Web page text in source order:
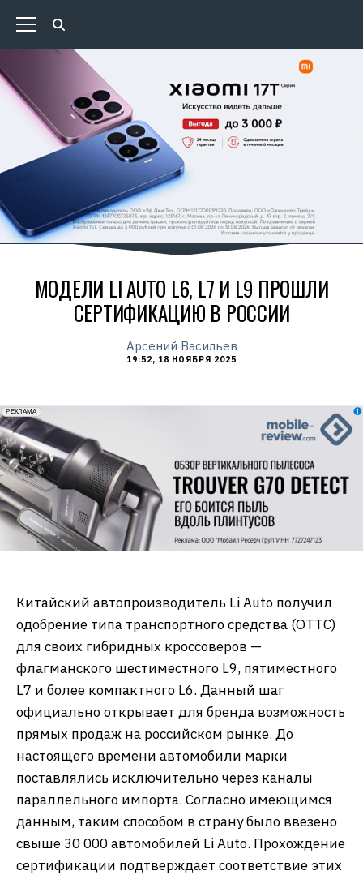
МОДЕЛИ LI AUTO L6, L7 И L9 ПРОШЛИ
СЕРТИФИКАЦИЮ В РОССИИ
Арсений Васильев
19:52, 18 НОЯБРЯ 2025
erid: 2VfnxxmNzs5
РЕКЛАМА
Китайский автопроизводитель Li Auto получил
одобрение типа транспортного средства (ОТТС)
для своих гибридных кроссоверов —
флагманского шестиместного L9, пятиместного
L7 и более компактного L6. Данный шаг
официально открывает для бренда возможность
прямых продаж на российском рынке. До
настоящего времени автомобили марки
поставлялись исключительно через каналы
параллельного импорта. Согласно имеющимся
данным, таким способом в страну было ввезено
свыше 30 000 автомобилей Li Auto. Прохождение
сертификации подтверждает соответствие этих